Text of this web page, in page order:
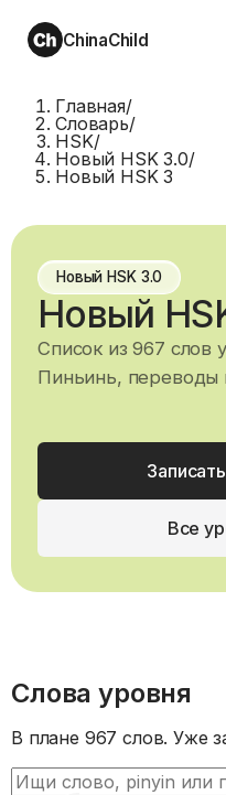
ChinaChild
Главная/
Словарь/
HSK/
Новый HSK 3.0/
Новый HSK 3
Новый HSK 3.0
Новый
Список из 967 слов
Пиньинь, переводы
Все
Слова уровня
В плане 967 слов.Уже